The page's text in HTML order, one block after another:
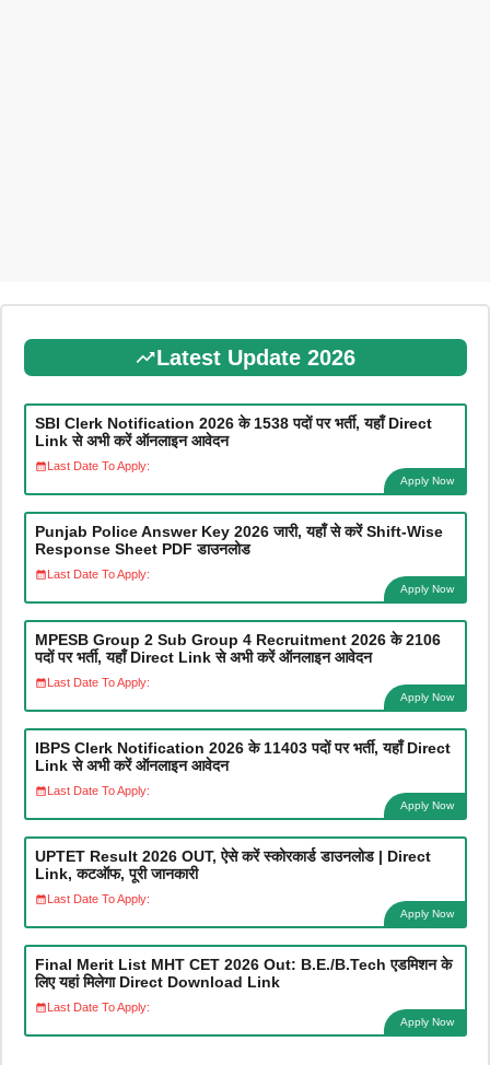
Latest Update 2026
SBI Clerk Notification 2026 के 1538 पदों पर भर्ती, यहाँ Direct
Link से अभी करें ऑनलाइन आवेदन
Last Date To Apply:
Apply Now
Punjab Police Answer Key 2026 जारी, यहाँ से करें Shift-Wise
Response Sheet PDF डाउनलोड
Last Date To Apply:
Apply Now
MPESB Group 2 Sub Group 4 Recruitment 2026 के 2106
पदों पर भर्ती, यहाँ Direct Link से अभी करें ऑनलाइन आवेदन
Last Date To Apply:
Apply Now
IBPS Clerk Notification 2026 के 11403 पदों पर भर्ती, यहाँ Direct
Link से अभी करें ऑनलाइन आवेदन
Last Date To Apply:
Apply Now
UPTET Result 2026 OUT, ऐसे करें स्कोरकार्ड डाउनलोड | Direct
Link, कटऑफ, पूरी जानकारी
Last Date To Apply:
Apply Now
Final Merit List MHT CET 2026 Out: B.E./B.Tech एडमिशन के
लिए यहां मिलेगा Direct Download Link
Last Date To Apply:
Apply Now